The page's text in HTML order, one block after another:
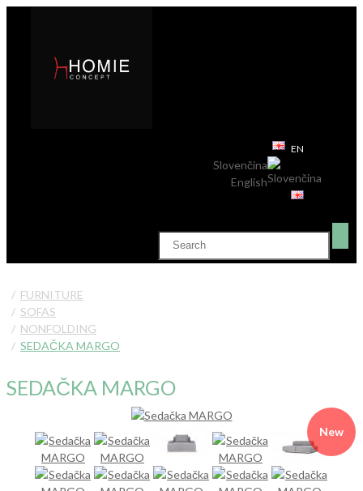
EN
Slovenčina
English
FURNITURE
SOFAS
NONFOLDING
SEDAČKA MARGO
SEDAČKA MARGO
New